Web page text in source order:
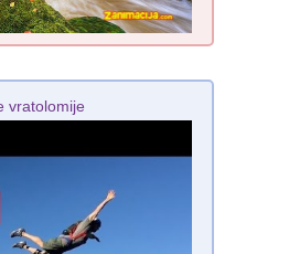
vratolomije